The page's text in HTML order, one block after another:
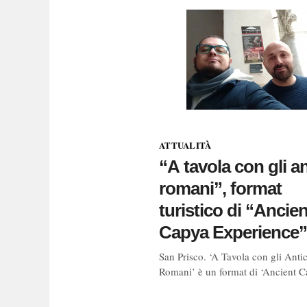
ATTUALITÀ
“A tavola con gli
romani”, format
turistico di
Capya Experience”
San Prisco. ‘A Tavola con gli
Romani’ è un format di ‘Ancient